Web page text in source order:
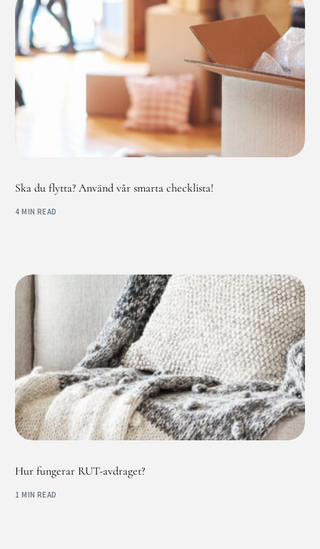
Ska du flytta? Använd vår smarta checklista!
4 MIN READ
Hur fungerar RUT-avdraget?
1 MIN READ